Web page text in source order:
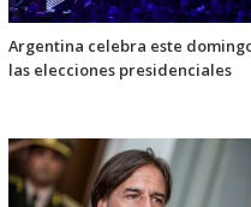
Argentina celebra este
las elecciones presidenciales